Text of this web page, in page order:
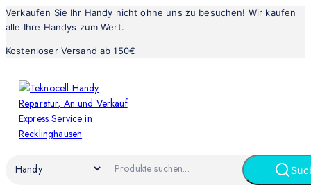
Verkaufen Sie Ihr Handy nicht ohne uns zu besuchen! Wir kaufen
alle Ihre Handys zum Wert.
Kostenloser Versand ab 150€